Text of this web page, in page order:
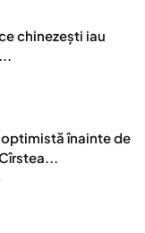
chinezești iau
înainte de